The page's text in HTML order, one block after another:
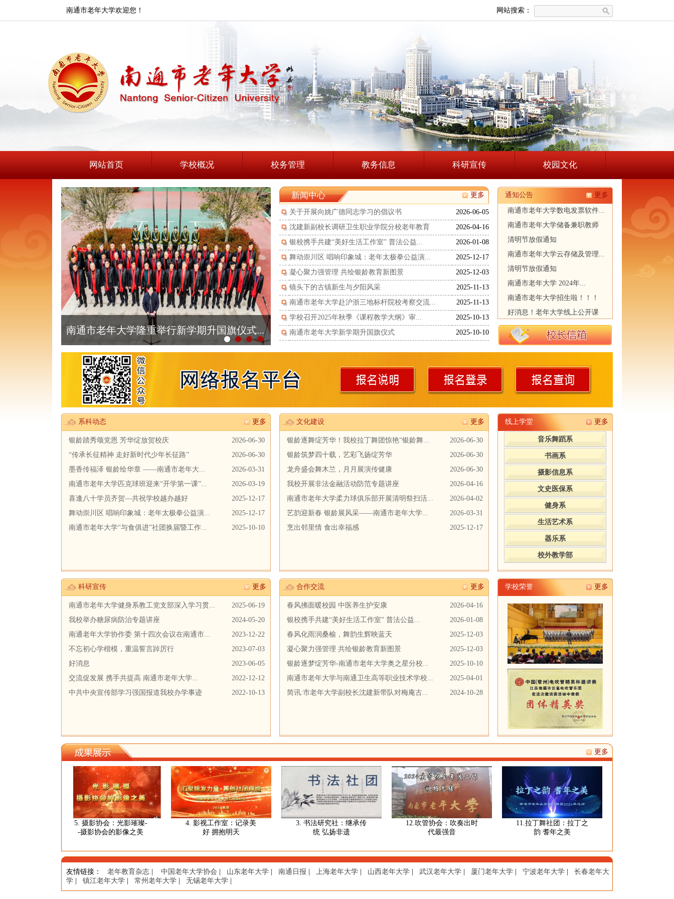
南通市老年大学欢迎您！ 网站搜索：
网站首页 学校概况 校务管理 教务信息 科研宣传 校园文化
南通市老年大学隆重举行新学期升国旗仪式...
新闻中心 更多
关于开展向姚广德同志学习的倡议书
2026-06-05
沈建新副校长调研卫生职业学院分校老年教育
2026-04-16
银校携手共建“美好生活工作室” 普法公益...
2026-01-08
舞动崇川区 唱响印象城：老年太极拳公益演...
2025-12-17
凝心聚力强管理 共绘银龄教育新图景
2025-12-03
镜头下的古镇新生与夕阳风采
2025-11-13
南通市老年大学赴沪浙三地标杆院校考察交流...
2025-11-13
学校召开2025年秋季《课程教学大纲》审...
2025-10-13
南通市老年大学新学期升国旗仪式
2025-10-10
通知公告 更多
南通市老年大学数电发票软件...
南通市老年大学储备兼职教师
清明节放假通知
南通市老年大学云存储及管理...
清明节放假通知
南通市老年大学 2024年...
南通市老年大学招生啦！！！
好消息！老年大学线上公开课
系科动态 更多
银龄踏秀颂党恩 芳华绽放贺校庆
2026-06-30
“传承长征精神 走好新时代少年长征路”
2026-06-30
墨香传福泽 银龄绘华章 ——南通市老年大...
2026-03-31
南通市老年大学匹克球班迎来“开学第一课”...
2026-03-19
喜逢八十学员齐贺—共祝学校越办越好
2025-12-17
舞动崇川区 唱响印象城：老年太极拳公益演...
2025-12-17
南通市老年大学“与食俱进”社团换届暨工作...
2025-10-10
文化建设 更多
银龄逐舞绽芳华！我校拉丁舞团惊艳“银龄舞...
2026-06-30
银龄筑梦四十载，艺彩飞扬绽芳华
2026-06-30
龙舟盛会舞木兰，月月展演传健康
2026-06-30
我校开展非法金融活动防范专题讲座
2026-04-16
南通市老年大学柔力球俱乐部开展清明祭扫活...
2026-04-02
艺韵迎新春 银龄展风采——南通市老年大学...
2026-03-31
烹出邻里情 食出幸福感
2025-12-17
线上学堂 更多
音乐舞蹈系
书画系
摄影信息系
文史医保系
健身系
生活艺术系
器乐系
校外教学部
科研宣传 更多
南通市老年大学健身系教工党支部深入学习贯...
2025-06-19
我校举办糖尿病防治专题讲座
2024-05-20
南通老年大学协作委 第十四次会议在南通市...
2023-12-22
不忘初心学楷模，重温誓言踔厉行
2023-07-03
好消息
2023-06-05
交流促发展 携手共提高 南通市老年大学...
2022-12-12
中共中央宣传部学习强国报道我校办学事迹
2022-10-13
合作交流 更多
春风拂面暖校园 中医养生护安康
2026-04-16
银校携手共建“美好生活工作室” 普法公益...
2026-01-08
春风化雨润桑榆，舞韵生辉映蓝天
2025-12-03
凝心聚力强管理 共绘银龄教育新图景
2025-12-03
银龄逐梦绽芳华-南通市老年大学奥之星分校...
2025-10-10
南通市老年大学与南通卫生高等职业技术学校...
2025-04-01
简讯:市老年大学副校长沈建新带队对梅庵古...
2024-10-28
学校荣誉 更多
更多
5. 摄影协会：光影璀璨-
-摄影协会的影像之美
4. 影视工作室：记录美
好 拥抱明天
3. 书法研究社：继承传
统 弘扬非遗
12.吹管协会：吹奏出时
代最强音
11.拉丁舞社团：拉丁之
韵 耆年之美
友情链接 ： 老年教育杂志 中国老年大学协会 山东老年大学 南通日报 上海老年大学 山西老年大学 武汉老年大学 厦门老年大学 宁波老年大学
长春老年大
学
镇江老年大学 常州老年大学 无锡老年大学